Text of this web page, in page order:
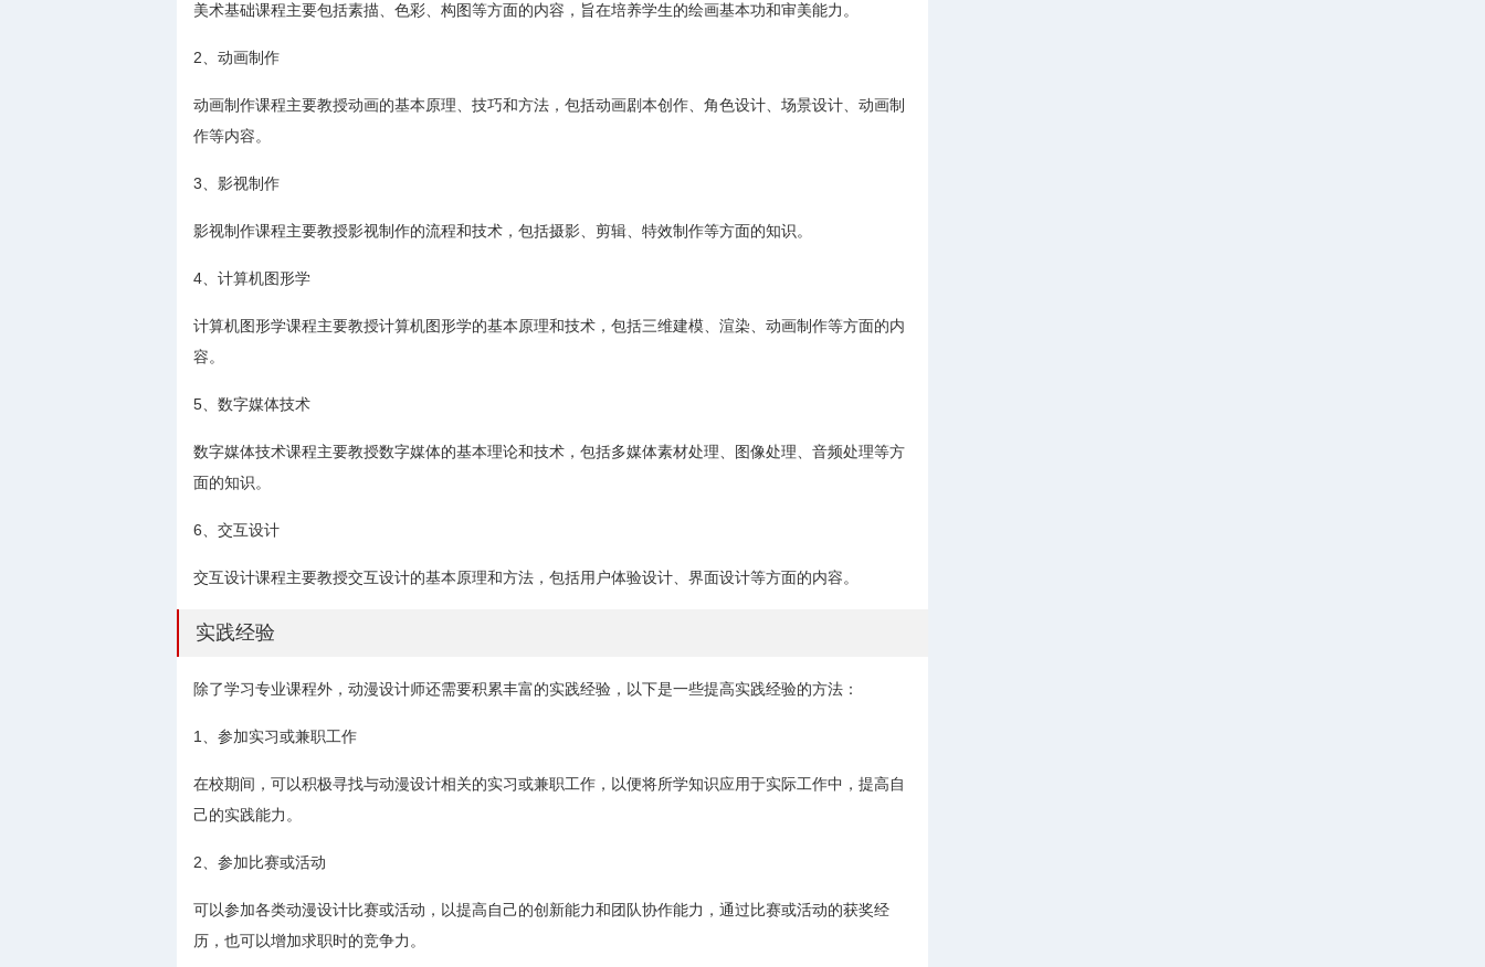
美术基础课程主要包括素描、色彩、构图等方面的内容，旨在培养学生的绘画基本功和审美能力。
2、动画制作
动画制作课程主要教授动画的基本原理、技巧和方法，包括动画剧本创作、角色设计、场景设计、动画制
作等内容。
3、影视制作
影视制作课程主要教授影视制作的流程和技术，包括摄影、剪辑、特效制作等方面的知识。
4、计算机图形学
计算机图形学课程主要教授计算机图形学的基本原理和技术，包括三维建模、渲染、动画制作等方面的内
容。
5、数字媒体技术
数字媒体技术课程主要教授数字媒体的基本理论和技术，包括多媒体素材处理、图像处理、音频处理等方
面的知识。
6、交互设计
交互设计课程主要教授交互设计的基本原理和方法，包括用户体验设计、界面设计等方面的内容。
实践经验
除了学习专业课程外，动漫设计师还需要积累丰富的实践经验，以下是一些提高实践经验的方法：
1、参加实习或兼职工作
在校期间，可以积极寻找与动漫设计相关的实习或兼职工作，以便将所学知识应用于实际工作中，提高自
己的实践能力。
2、参加比赛或活动
可以参加各类动漫设计比赛或活动，以提高自己的创新能力和团队协作能力，通过比赛或活动的获奖经
历，也可以增加求职时的竞争力。